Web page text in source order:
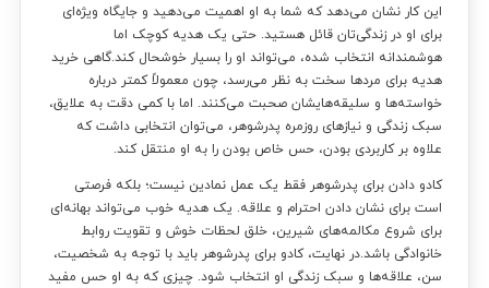
این کار نشان می‌دهد که شما به او اهمیت می‌دهید و جایگاه ویژه‌ای
برای او در زندگی‌تان قائل هستید. حتی یک هدیه کوچک اما
هوشمندانه انتخاب شده، می‌تواند او را بسیار خوشحال کند.گاهی خرید
هدیه برای مردها سخت به نظر می‌رسد، چون معمولاً کمتر درباره
خواسته‌ها و سلیقه‌هایشان صحبت می‌کنند. اما با کمی دقت به علایق،
سبک زندگی و نیازهای روزمره پدرشوهر، می‌توان انتخابی داشت که
علاوه بر کاربردی بودن، حس خاص بودن را به او منتقل کند.
کادو دادن برای پدرشوهر فقط یک عمل نمادین نیست؛ بلکه فرصتی
است برای نشان دادن احترام و علاقه. یک هدیه خوب می‌تواند بهانه‌ای
برای شروع مکالمه‌های شیرین، خلق لحظات خوش و تقویت روابط
خانوادگی باشد.در نهایت، کادو برای پدرشوهر باید با توجه به شخصیت،
سن، علاقه‌ها و سبک زندگی او انتخاب شود. چیزی که به او حس مفید